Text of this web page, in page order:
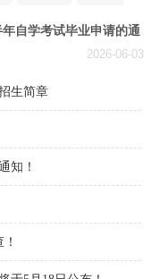
自学考试毕业申请的通
2026-06-03
生简章
知！